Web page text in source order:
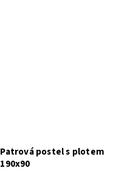
Patrová postel s plotem
190x90